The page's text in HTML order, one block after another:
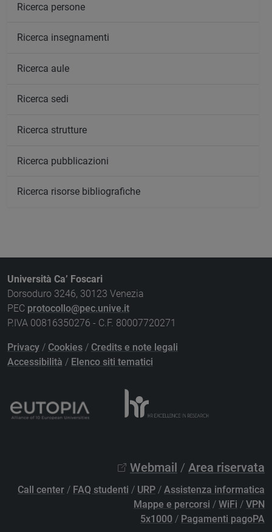
Ricerca persone
Ricerca insegnamenti
Ricerca aule
Ricerca sedi
Ricerca strutture
Ricerca pubblicazioni
Ricerca risorse bibliografiche
Università Ca’ Foscari
Dorsoduro 3246, 30123 Venezia
PEC protocollo@pec.unive.it
P.IVA 00816350276 - C.F. 80007720271
Privacy / Cookies / Credits e note legali
Accessibilità / Elenco siti tematici
Webmail / Area riservata
Call center / FAQ studenti / URP / Assistenza informatica
Mappe e percorsi / WiFi / VPN
5x1000 / Pagamenti pagoPA